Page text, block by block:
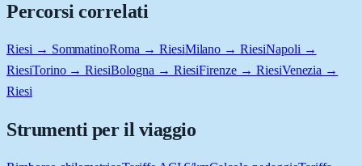
Percorsi correlati
Riesi → SommatinoRoma → RiesiMilano → RiesiNapoli →
RiesiTorino → RiesiBologna → RiesiFirenze → RiesiVenezia →
Riesi
Strumenti per il viaggio